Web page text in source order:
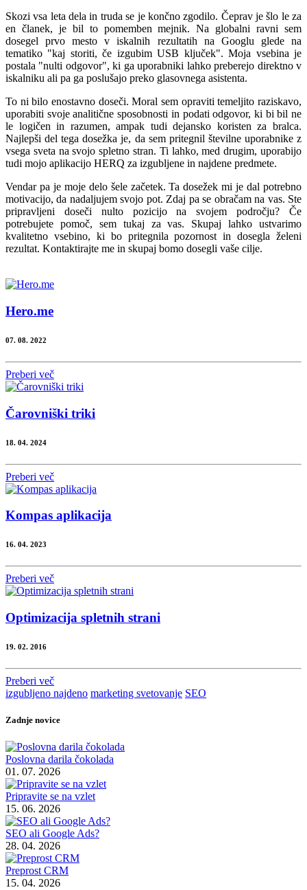
Skozi vsa leta dela in truda se je končno zgodilo. Čeprav je šlo le za
en članek, je bil to pomemben mejnik. Na globalni ravni sem
dosegel prvo mesto v iskalnih rezultatih na Googlu glede na
tematiko "kaj storiti, če izgubim USB ključek". Moja vsebina je
postala "nulti odgovor", ki ga uporabniki lahko preberejo direktno v
iskalniku ali pa ga poslušajo preko glasovnega asistenta.
To ni bilo enostavno doseči. Moral sem opraviti temeljito raziskavo,
uporabiti svoje analitične sposobnosti in podati odgovor, ki bi bil ne
le logičen in razumen, ampak tudi dejansko koristen za bralca.
Najlepši del tega dosežka je, da sem pritegnil številne uporabnike z
vsega sveta na svojo spletno stran. Ti lahko, med drugim, uporabijo
tudi mojo aplikacijo HERQ za izgubljene in najdene predmete.
Vendar pa je moje delo šele začetek. Ta dosežek mi je dal potrebno
motivacijo, da nadaljujem svojo pot. Zdaj pa se obračam na vas. Ste
pripravljeni doseči nulto pozicijo na svojem področju? Če
potrebujete pomoč, sem tukaj za vas. Skupaj lahko ustvarimo
kvalitetno vsebino, ki bo pritegnila pozornost in dosegla želeni
rezultat. Kontaktirajte me in skupaj bomo dosegli vaše cilje.
Hero.me
07. 08. 2022
Preberi več
Čarovniški triki
18. 04. 2024
Preberi več
Kompas aplikacija
16. 04. 2023
Preberi več
Optimizacija spletnih strani
19. 02. 2016
Preberi več
izgubljeno najdeno marketing svetovanje SEO
Zadnje novice
Poslovna darila čokolada
01. 07. 2026
Pripravite se na vzlet
15. 06. 2026
SEO ali Google Ads?
28. 04. 2026
Preprost CRM
15. 04. 2026